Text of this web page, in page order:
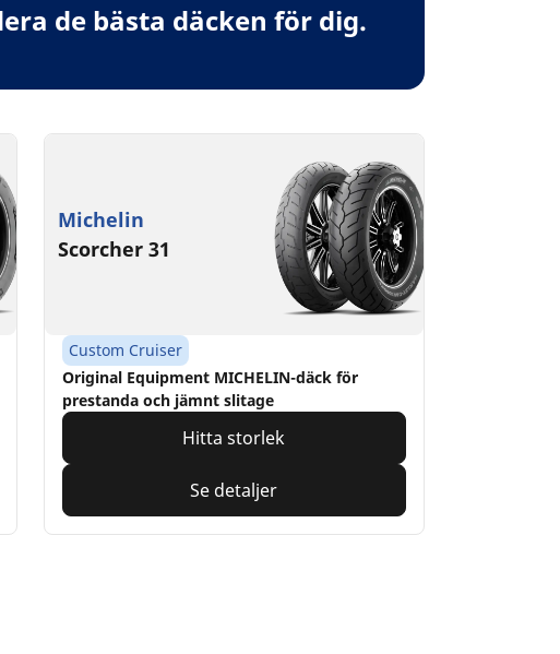
de bästa däcken för dig.
Michelin
Scorcher 31
Custom Cruiser
Original Equipment MICHELIN-däck för
prestanda och jämnt slitage
Hitta storlek
Se detaljer